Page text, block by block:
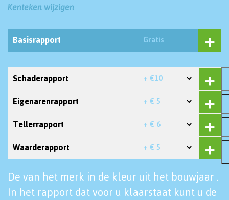
Kenteken wijzigen
Basisrapport Gratis
Schaderapport + €10
Eigenarenrapport + € 5
Tellerrapport + € 6
Waarderapport + € 5
De van het merk in de kleur uit het bouwjaar .
In het rapport dat voor u klaarstaat kunt u de